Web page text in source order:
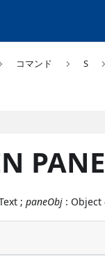
コマンド S
;paneObj :